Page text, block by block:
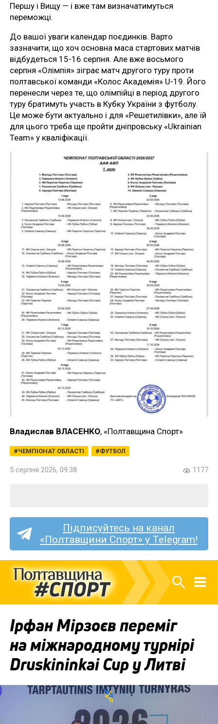
Першу і Вищу — і вже там визначатимуться
переможці.
До вашої уваги календар поєдинків. Варто
зазначити, що хоч основна маса стартових матчів
відбудеться 15-16 серпня. Але вже восьмого
серпня «Олімпія» зіграє матч другого туру проти
полтавської команди «Колос Академія» U-19. Його
перенесли через те, що олімпійці в період другого
туру братимуть участь в Кубку України з футболу.
Це може бути актуально і для «Решетилівки», але їй
для цього треба ще пройти дніпровську «Ukrainian
Team» у кваліфікації.
Владислав ВЛАСЕНКО, «Полтавщина Спорт»
ЧЕМПІОНАТ ОБЛАСТІ ФУТБОЛ
5 серпня 2026, 09:38 1177
Підписуйтесь на канал
«Полтавщини Спорт» у Telegram!
Ірфан Мірзоєв переміг
на міжнародному турнірі
Druskininkai Cup у Литві